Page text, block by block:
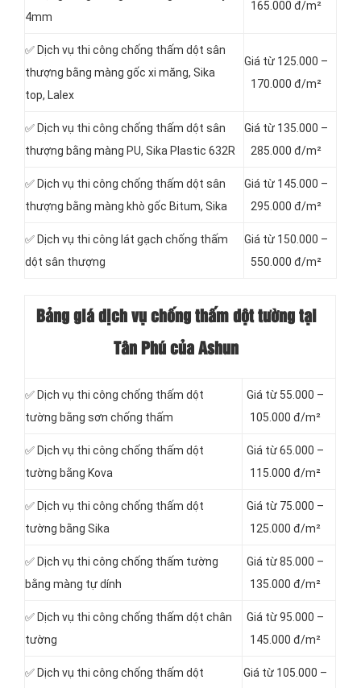
4mm
165.000 đ/m²
✅ Dịch vụ thi công chống thấm dột sân
thượng bằng màng gốc xi măng, Sika
top, Lalex
Giá từ 125.000 –
170.000 đ/m²
✅ Dịch vụ thi công chống thấm dột sân
thượng bằng màng PU, Sika Plastic 632R
Giá từ 135.000 –
285.000 đ/m²
✅ Dịch vụ thi công chống thấm dột sân
thượng bằng màng khò gốc Bitum, Sika
Giá từ 145.000 –
295.000 đ/m²
✅ Dịch vụ thi công lát gạch chống thấm
dột sân thượng
Giá từ 150.000 –
550.000 đ/m²
Bảng giá dịch vụ chống thấm dột tường tại
Tân Phú của Ashun
✅ Dịch vụ thi công chống thấm dột
tường bằng sơn chống thấm
Giá từ 55.000 –
105.000 đ/m²
✅ Dịch vụ thi công chống thấm dột
tường bằng Kova
Giá từ 65.000 –
115.000 đ/m²
✅ Dịch vụ thi công chống thấm dột
tường bằng Sika
Giá từ 75.000 –
125.000 đ/m²
✅ Dịch vụ thi công chống thấm tường
bằng màng tự dính
Giá từ 85.000 –
135.000 đ/m²
✅ Dịch vụ thi công chống thấm dột chân
tường
Giá từ 95.000 –
145.000 đ/m²
✅ Dịch vụ thi công chống thấm dột
Giá từ 105.000 –